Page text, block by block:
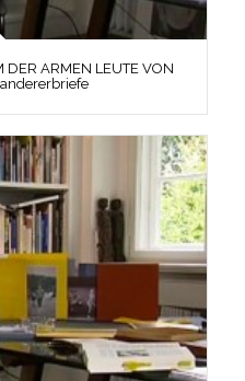
DER ARMEN LEUTE VON